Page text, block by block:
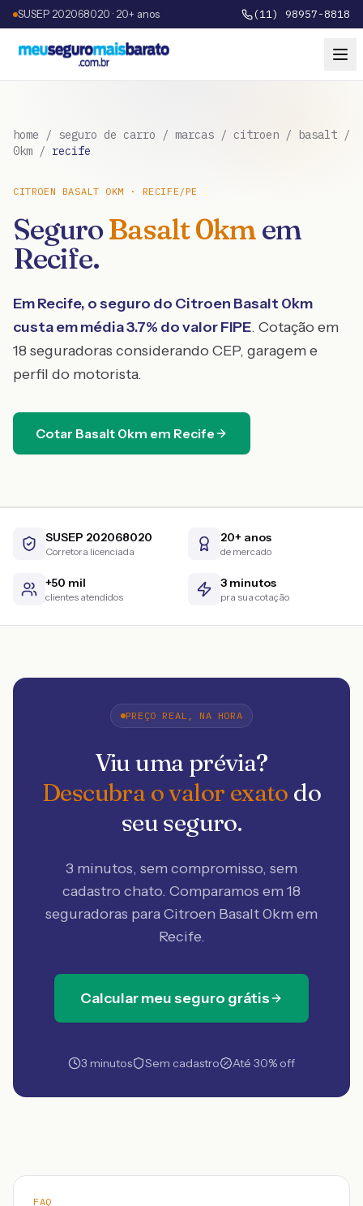
SUSEP 202068020 · 20+ anos (11) 98957-8818
home / seguro de carro / marcas / citroen / basalt /
0km / recife
CITROEN BASALT 0KM · RECIFE /PE
SeguroBasalt0kmem
Recife.
EmRecife, o seguro do Citroen Basalt 0km
custa em média3.7% do valor FIPE. Cotação em
18 seguradoras considerando CEP, garagem e
perfil do motorista.
Cotar Basalt 0km em Recife
SUSEP 202068020
Corretora licenciada
20+ anos
de mercado
+50 mil
clientes atendidos
3 minutos
pra sua cotação
PREÇO REAL, NA HORA
Viu uma prévia?
Descubra o valor exato do
seu seguro.
3 minutos, sem compromisso, sem
cadastro chato. Comparamos em 18
seguradoras para Citroen Basalt 0km em
Recife.
Calcular meu seguro grátis
3 minutos Sem cadastro Até 30% off
FAQ